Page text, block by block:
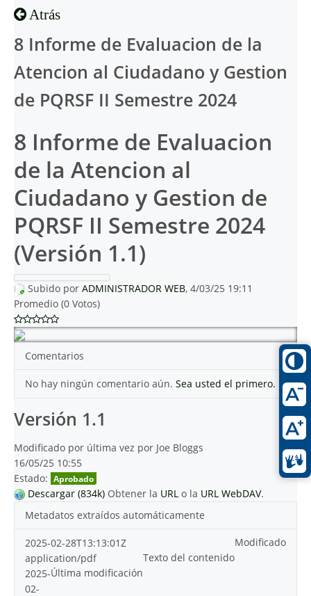
Atrás
8 Informe de Evaluacion de la
Atencion al Ciudadano y Gestion
de PQRSF II Semestre 2024
8 Informe de Evaluacion
de la Atencion al
Ciudadano y Gestion de
PQRSF II Semestre 2024
(Versión 1.1)
Subido por ADMINISTRADOR WEB, 4/03/25 19:11
Promedio (0 Votos)
Comentarios
No hay ningún comentario aún. Sea usted el primero.
Versión 1.1
Modificado por última vez por Joe Bloggs
16/05/25 10:55
Estado: Aprobado
Descargar (834k) Obtener la URL o la URL WebDAV.
Metadatos extraídos automáticamente
Modificado
2025-02-28T13:13:01Z
Texto del contenido
application/pdf
Última modificación
2025-
02-